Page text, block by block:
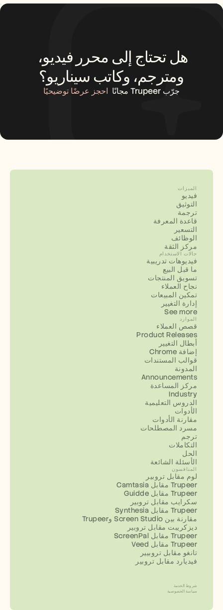
ومترجم، وكاتب سيناريو؟
جرّب Trupeer مجانًا احجز عرضًا توضيحيًا
الميزات
فيديو
التوثيق
ترجمة
قاعدة المعرفة
التسعير
الوظائف
مركز الثقة
حالات الاستخدام
فيديوهات تدريبية
ما قبل البيع
تسويق المنتجات
نجاح العملاء
تمكين المبيعات
إدارة التغيير
See more
الموارد
قصص العملاء
Product Releases
أبطال التغيير
إضافة Chrome
قوالب المستندات
المدونة
Announcements
مركز المساعدة
Industry
الدروس التعليمية
الأدوات
مقارنة الأدوات
مسرد المصطلحات
ترجم
التكاملات
الحل
الأسئلة الشائعة
المنافسون
لوم مقابل تروبير
Camtasia مقابل Trupeer
Guidde مقابل Trupeer
سكرايب مقابل تروبير
Synthesia مقابل Trupeer
مقارنة بين Screen Studio وTrupeer
ديزكريبت مقابل تروبير
ScreenPal مقابل Trupeer
Veed مقابل Trupeer
تانغو مقابل تروبيير
فيديارد مقابل تروبير
شروط الخدمة
سياسة الخصوصية